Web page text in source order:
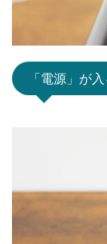
「電源」が